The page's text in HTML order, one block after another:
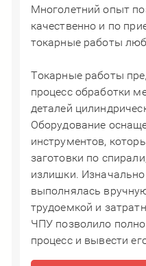
Многолетний опыт
качественно и по
токарные работы
Токарные работы
процесс обработки
деталей
Оборудование
инструментов,
заготовки по
излишки. Изначально
выполнялась
трудоемкой и
ЧПУ позволило
процесс и вывести